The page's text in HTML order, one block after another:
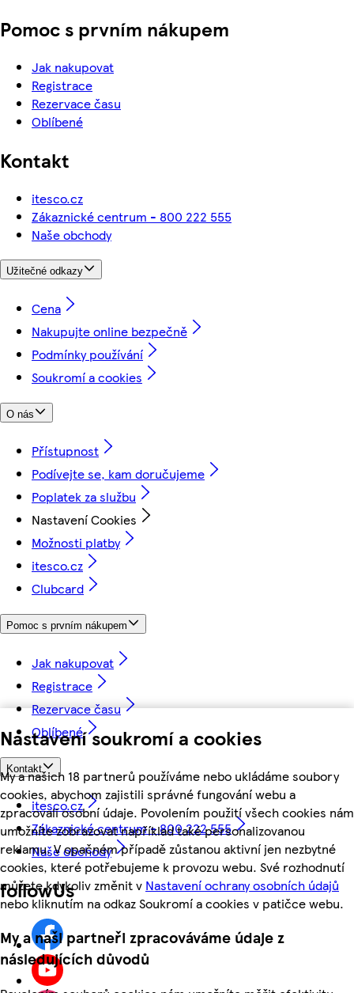
Nastavení soukromí a cookies
My a našich 18 partnerů používáme nebo ukládáme soubory
cookies, abychom zajistili správné fungování webu a
zpracovali osobní údaje. Povolením použití všech cookies nám
umožníte zobrazovat například také personalizovanou
reklamu. V opačném případě zůstanou aktivní jen nezbytné
cookies, které potřebujeme k provozu webu. Své rozhodnutí
můžete kdykoliv změnit v Nastavení ochrany osobních údajů
nebo kliknutím na odkaz Soukromí a cookies v patičce webu.
My a naši partneři zpracováváme údaje z
následujících důvodů
Pomoc s prvním nákupem
Jak nakupovat
Registrace
Rezervace času
Oblíbené
Kontakt
itesco.cz
Zákaznické centrum - 800 222 555
Naše obchody
Užitečné odkazy
Cena
Nakupujte online bezpečně
Podmínky používání
Soukromí a cookies
O nás
Přístupnost
Podívejte se, kam doručujeme
Poplatek za službu
Nastavení Cookies
Možnosti platby
itesco.cz
Clubcard
Pomoc s prvním nákupem
Jak nakupovat
Registrace
Rezervace času
Oblíbené
Kontakt
itesco.cz
Zákaznické centrum - 800 222 555
Naše obchody
followUs